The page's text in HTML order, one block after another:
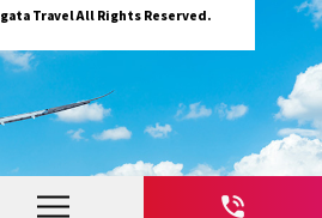
Travel All Rights Reserved.